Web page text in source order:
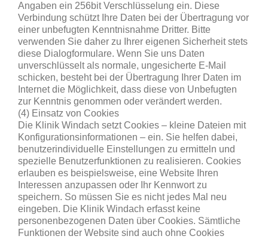
Angaben ein 256bit Verschlüsselung ein. Diese
Verbindung schützt Ihre Daten bei der Übertragung vor
einer unbefugten Kenntnisnahme Dritter. Bitte
verwenden Sie daher zu Ihrer eigenen Sicherheit stets
diese Dialogformulare. Wenn Sie uns Daten
unverschlüsselt als normale, ungesicherte E-Mail
schicken, besteht bei der Übertragung Ihrer Daten im
Internet die Möglichkeit, dass diese von Unbefugten
zur Kenntnis genommen oder verändert werden.
(4) Einsatz von Cookies
Die Klinik Windach setzt Cookies – kleine Dateien mit
Konfigurationsinformationen – ein. Sie helfen dabei,
benutzerindividuelle Einstellungen zu ermitteln und
spezielle Benutzerfunktionen zu realisieren. Cookies
erlauben es beispielsweise, eine Website Ihren
Interessen anzupassen oder Ihr Kennwort zu
speichern. So müssen Sie es nicht jedes Mal neu
eingeben. Die Klinik Windach erfasst keine
personenbezogenen Daten über Cookies. Sämtliche
Funktionen der Website sind auch ohne Cookies